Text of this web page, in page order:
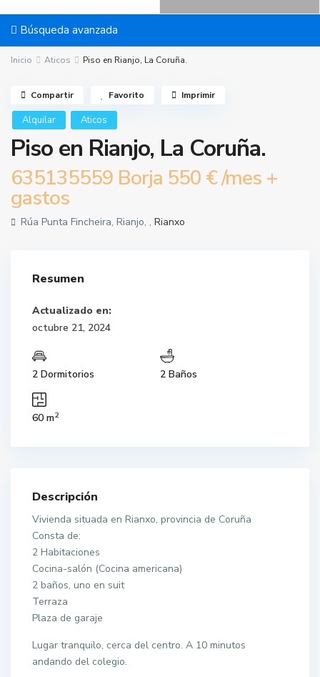
Búsqueda avanzada
Inicio Aticos Piso en Rianjo, La Coruña.
Alquilar Aticos
Piso en Rianjo, La Coruña.
635135559 Borja 550 €/mes +
gastos
Rúa Punta Fincheira, Rianjo, , Rianxo
Compartir Favorito Imprimir
Resumen
Actualizado en:
octubre 21, 2024
2 Dormitorios 2 Baños
60 m2
Descripción
Vivienda situada en Rianxo, provincia de Coruña
Consta de:
2 Habitaciones
Cocina-salón (Cocina americana)
2 baños, uno en suit
Terraza
Plaza de garaje
Lugar tranquilo, cerca del centro. A 10 minutos
andando del colegio.